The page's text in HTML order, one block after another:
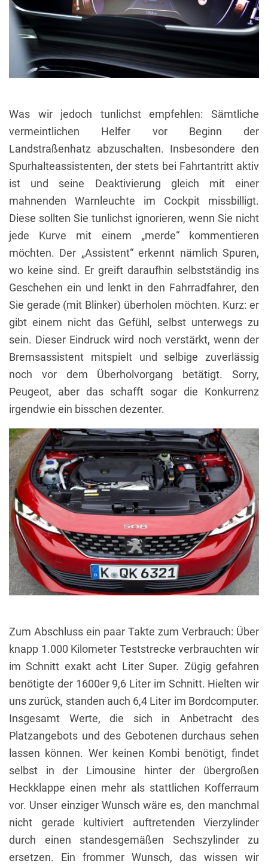
Was wir jedoch tunlichst empfehlen: Sämtliche
vermeintlichen Helfer vor Beginn der
Landstraßenhatz abzuschalten. Insbesondere den
Spurhalteassistenten, der stets bei Fahrtantritt aktiv
ist und seine Deaktivierung gleich mit einer
mahnenden Warnleuchte im Cockpit missbilligt.
Diese sollten Sie tunlichst ignorieren, wenn Sie nicht
jede Kurve mit einem „merde“ kommentieren
möchten. Der „Assistent“ erkennt nämlich Spuren,
wo keine sind. Er greift daraufhin selbstständig ins
Geschehen ein und lenkt in den Fahrradfahrer, den
Sie gerade (mit Blinker) überholen möchten. Kurz: er
gibt einem nicht das Gefühl, selbst unterwegs zu
sein. Dieser Eindruck wird noch verstärkt, wenn der
Bremsassistent mitspielt und selbige zuverlässig
noch vor dem Überholvorgang betätigt. Sorry,
Peugeot, aber das schafft sogar die Konkurrenz
irgendwie ein bisschen dezenter.
Zum Abschluss ein paar Takte zum Verbrauch: Über
knapp 1.000 Kilometer Teststrecke verbrauchten wir
im Schnitt exakt acht Liter Super. Zügig gefahren
benötigte der 1600er 9,6 Liter im Schnitt. Hielten wir
uns zurück, standen auch 6,4 Liter im Bordcomputer.
Insgesamt Werte, die sich in Anbetracht des
Platzangebots und des Gebotenen durchaus sehen
lassen können. Wer keinen Kombi benötigt, findet
selbst in der Limousine hinter der übergroßen
Heckklappe einen mehr als stattlichen Kofferraum
vor. Unser einziger Wunsch wäre es, den manchmal
nicht gerade kultiviert auftretenden Vierzylinder
durch einen standesgemäßen Sechszylinder zu
ersetzen. Ein frommer Wunsch, das wissen wir